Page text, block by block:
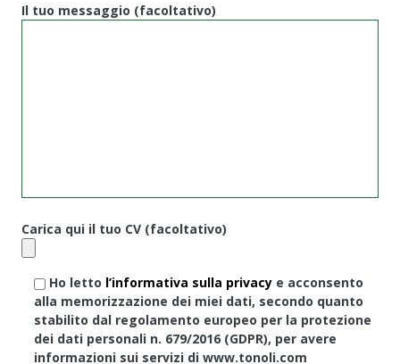
Il tuo messaggio (facoltativo)
Carica qui il tuo CV (facoltativo)
Ho letto l’informativa sulla privacy e acconsento
alla memorizzazione dei miei dati, secondo quanto
stabilito dal regolamento europeo per la protezione
dei dati personali n. 679/2016 (GDPR), per avere
informazioni sui servizi di www.tonoli.com